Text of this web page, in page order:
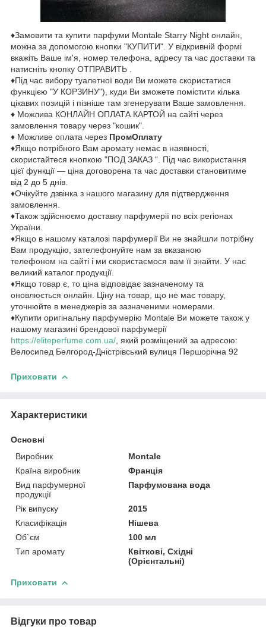
♦Замовити та купити парфуми Montale Starry Night онлайн,
можна за допомогою кнопки "КУПИТИ". У відкривній формі
вкажіть Ваше ім'я, номер телефона, адресу та час доставки та
натисніть кнопку ОТПРАВИТЬ .
♦Під час вибору туалетної води Ви можете скористатися
функцією "У КОРЗИНУ"), куди Ви зможете помістити кілька
цікавих позицій і пізніше там згенерувати Ваше замовлення.
♦ Можлива КОНЛАЙН ОПЛАТА КАРТОЙ на сайті через
замовлення товару через "кошик".
♦ Можливе оплата через ПромОплату
♦Якщо потрібного Вам аромату немає в наявності,
скористайтеся кнопкою "ПОД ЗАКАЗ “. Під час використання
цієї функції — ціна договорена та час доставки становитиме
від 2 до 5 днів.
♦Очікуйте дзвінка з нашого магазину для підтвердження
замовлення.
♦Також здійснюємо доставку парфумерії по всіх регіонах
України.
♦Якщо в нашому каталозі парфумерії Ви не знайшли потрібну
Вам продукцію, зателефонуйте нам за вказаною
телефоном на сайті і ми скористаємося вам її знайти. У нас
великий каталог продукції.
♦Якщо товар є, то ціна відповідає зазначеному та
оновлюється онлайн. Ціну на товар, що не має товару,
уточнюйте в менеджерів за зазначеними номерами.
♦Купити оригінальну парфумерію Montale Ви можете також у
нашому магазині брендової парфумерії
https://eliteperfume.com.ua/ , який розміщений за адресою:
Велосипед Белгород-Дністрівський вулиця Першорічна 92
Приховати
Характеристики
Основні
Виробник
Montale
Країна виробник
Франція
Вид парфумерної
продукції
Парфумована вода
Рік випуску
2015
Класифікація
Нішева
Об`єм
100 мл
Тип аромату
Квіткові, Східні
(Орієнтальні)
Приховати
Відгуки про товар